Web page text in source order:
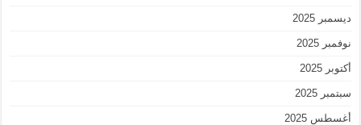
ديسمبر 2025
نوفمبر 2025
أكتوبر 2025
سبتمبر 2025
أغسطس 2025